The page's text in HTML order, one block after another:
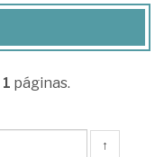
1 páginas.
↑